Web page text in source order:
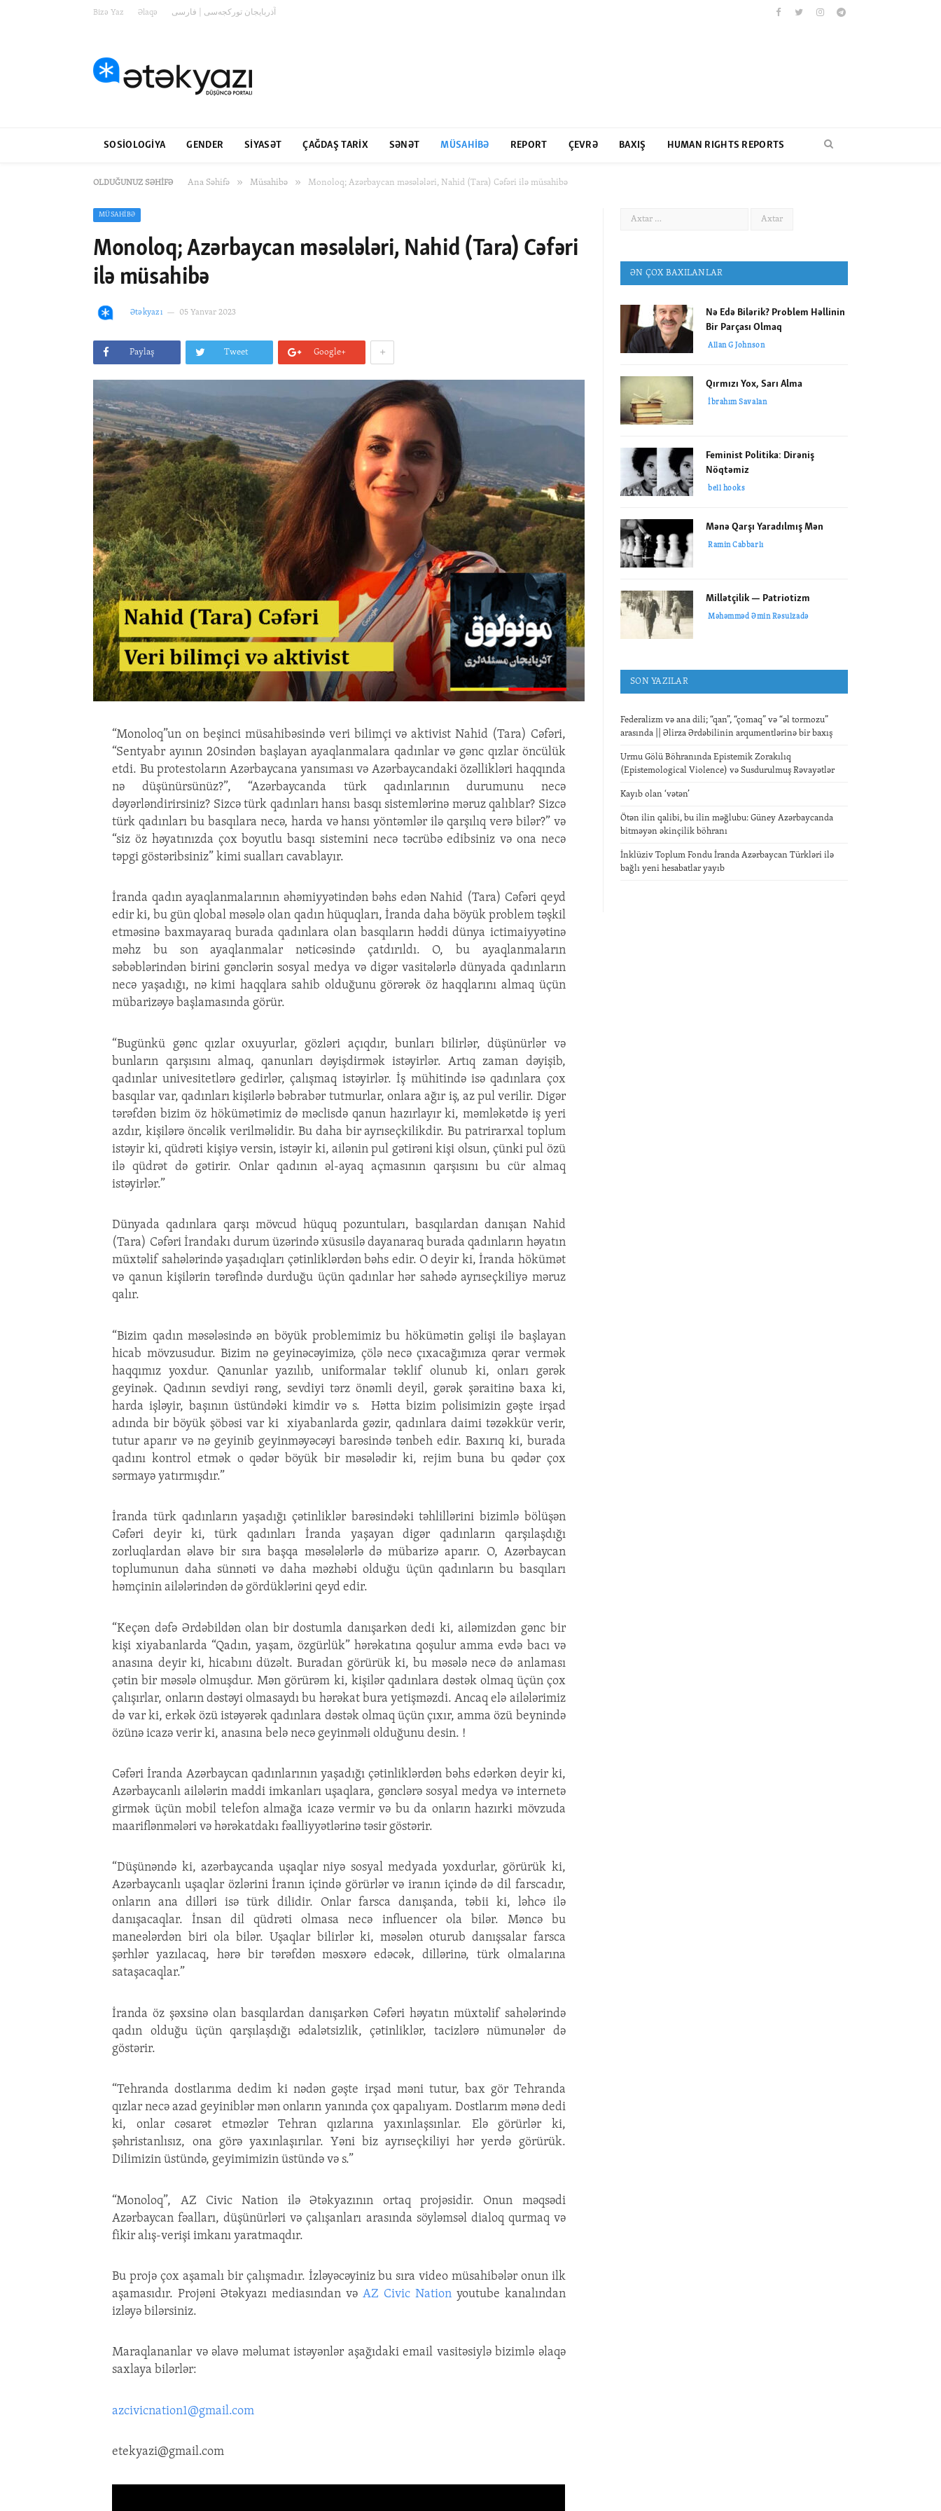
Bizə Yaz Əlaqə آذربایجان تورکجه‌سی | فارسی FacebookTwitterInstagramTelegram
SOSIOLOGIYA GENDER SIYASƏT ÇAĞDAŞ TARIX SƏNƏT MÜSAHIBƏ REPORT ÇEVRƏ BAXIŞ HUMAN RIGHTS REPORTS
OLDUĞUNUZ SƏHIFƏ Ana Səhifə » Müsahibə » Monoloq; Azərbaycan məsələləri, Nahid (Tara) Cəfəri ilə müsahibə
MÜSAHIBƏ
Monoloq; Azərbaycan məsələləri, Nahid (Tara) Cəfəri
ilə müsahibə
Ətəkyazı 05 Yanvar 2023
Paylaş Tweet Google+ +
“Monoloq”un on beşinci müsahibəsində veri bilimçi və aktivist Nahid (Tara) Cəfəri,
“Sentyabr ayının 20sindən başlayan ayaqlanmalara qadınlar və gənc qızlar öncülük
etdi. Bu protestoların Azərbaycana yansıması və Azərbaycandaki özəllikləri haqqında
nə düşünürsünüz?”, “Azərbaycanda türk qadınlarının durumunu necə
dəyərləndirirsiniz? Sizcə türk qadınları hansı basqı sistemlərinə məruz qalıblar? Sizcə
türk qadınları bu basqılara necə, harda və hansı yöntəmlər ilə qarşılıq verə bilər?” və
“siz öz həyatınızda çox boyutlu basqı sistemini necə təcrübə edibsiniz və ona necə
təpgi göstəribsiniz” kimi sualları cavablayır.
İranda qadın ayaqlanmalarının əhəmiyyətindən bəhs edən Nahid (Tara) Cəfəri qeyd
edir ki, bu gün qlobal məsələ olan qadın hüquqları, İranda daha böyük problem təşkil
etməsinə baxmayaraq burada qadınlara olan basqıların həddi dünya ictimaiyyətinə
məhz bu son ayaqlanmalar nəticəsində çatdırıldı. O, bu ayaqlanmaların
səbəblərindən birini gənclərin sosyal medya və digər vasitələrlə dünyada qadınların
necə yaşadığı, nə kimi haqqlara sahib olduğunu görərək öz haqqlarını almaq üçün
mübarizəyə başlamasında görür.
“Bugünkü gənc qızlar oxuyurlar, gözləri açıqdır, bunları bilirlər, düşünürlər və
bunların qarşısını almaq, qanunları dəyişdirmək istəyirlər. Artıq zaman dəyişib,
qadınlar univesitetlərə gedirlər, çalışmaq istəyirlər. İş mühitində isə qadınlara çox
basqılar var, qadınları kişilərlə bəbrabər tutmurlar, onlara ağır iş, az pul verilir. Digər
tərəfdən bizim öz hökümətimiz də məclisdə qanun hazırlayır ki, məmləkətdə iş yeri
azdır, kişilərə öncəlik verilməlidir. Bu daha bir ayrıseçkilikdir. Bu patrirarxal toplum
istəyir ki, qüdrəti kişiyə versin, istəyir ki, ailənin pul gətirəni kişi olsun, çünki pul özü
ilə qüdrət də gətirir. Onlar qadının əl-ayaq açmasının qarşısını bu cür almaq
istəyirlər.”
Dünyada qadınlara qarşı mövcud hüquq pozuntuları, basqılardan danışan Nahid
(Tara) Cəfəri İrandakı durum üzərində xüsusilə dayanaraq burada qadınların həyatın
müxtəlif sahələrində yaşadıqları çətinliklərdən bəhs edir. O deyir ki, İranda hökümət
və qanun kişilərin tərəfində durduğu üçün qadınlar hər sahədə ayrıseçkiliyə məruz
qalır.
“Bizim qadın məsələsində ən böyük problemimiz bu hökümətin gəlişi ilə başlayan
hicab mövzusudur. Bizim nə geyinəcəyimizə, çölə necə çıxacağımıza qərar vermək
haqqımız yoxdur. Qanunlar yazılıb, uniformalar təklif olunub ki, onları gərək
geyinək. Qadının sevdiyi rəng, sevdiyi tərz önəmli deyil, gərək şəraitinə baxa ki,
harda işləyir, başının üstündəki kimdir və s. Hətta bizim polisimizin gəşte irşad
adında bir böyük şöbəsi var ki xiyabanlarda gəzir, qadınlara daimi təzəkkür verir,
tutur aparır və nə geyinib geyinməyəcəyi barəsində tənbeh edir. Baxırıq ki, burada
qadını kontrol etmək o qədər böyük bir məsələdir ki, rejim buna bu qədər çox
sərmayə yatırmışdır.”
İranda türk qadınların yaşadığı çətinliklər barəsindəki təhlillərini bizimlə bölüşən
Cəfəri deyir ki, türk qadınları İranda yaşayan digər qadınların qarşılaşdığı
zorluqlardan əlavə bir sıra başqa məsələlərlə də mübarizə aparır. O, Azərbaycan
toplumunun daha sünnəti və daha məzhəbi olduğu üçün qadınların bu basqıları
həmçinin ailələrindən də gördüklərini qeyd edir.
“Keçən dəfə Ərdəbildən olan bir dostumla danışarkən dedi ki, ailəmizdən gənc bir
kişi xiyabanlarda “Qadın, yaşam, özgürlük” hərəkatına qoşulur amma evdə bacı və
anasına deyir ki, hicabını düzəlt. Buradan görürük ki, bu məsələ necə də anlaması
çətin bir məsələ olmuşdur. Mən görürəm ki, kişilər qadınlara dəstək olmaq üçün çox
çalışırlar, onların dəstəyi olmasaydı bu hərəkat bura yetişməzdi. Ancaq elə ailələrimiz
də var ki, erkək özü istəyərək qadınlara dəstək olmaq üçün çıxır, amma özü beynində
özünə icazə verir ki, anasına belə necə geyinməli olduğunu desin. !
Cəfəri İranda Azərbaycan qadınlarının yaşadığı çətinliklərdən bəhs edərkən deyir ki,
Azərbaycanlı ailələrin maddi imkanları uşaqlara, gənclərə sosyal medya və internetə
girmək üçün mobil telefon almağa icazə vermir və bu da onların hazırki mövzuda
maariflənmələri və hərəkatdakı fəalliyyətlərinə təsir göstərir.
“Düşünəndə ki, azərbaycanda uşaqlar niyə sosyal medyada yoxdurlar, görürük ki,
Azərbaycanlı uşaqlar özlərini İranın içində görürlər və iranın içində də dil farscadır,
onların ana dilləri isə türk dilidir. Onlar farsca danışanda, təbii ki, ləhcə ilə
danışacaqlar. İnsan dil qüdrəti olmasa necə influencer ola bilər. Məncə bu
maneələrdən biri ola bilər. Uşaqlar bilirlər ki, məsələn oturub danışsalar farsca
şərhlər yazılacaq, hərə bir tərəfdən məsxərə edəcək, dillərinə, türk olmalarına
sataşacaqlar.”
İranda öz şəxsinə olan basqılardan danışarkən Cəfəri həyatın müxtəlif sahələrində
qadın olduğu üçün qarşılaşdığı ədalətsizlik, çətinliklər, tacizlərə nümunələr də
göstərir.
“Tehranda dostlarıma dedim ki nədən gəşte irşad məni tutur, bax gör Tehranda
qızlar necə azad geyiniblər mən onların yanında çox qapalıyam. Dostlarım mənə dedi
ki, onlar cəsarət etməzlər Tehran qızlarına yaxınlaşsınlar. Elə görürlər ki,
şəhristanlısız, ona görə yaxınlaşırılar. Yəni biz ayrıseçkiliyi hər yerdə görürük.
Dilimizin üstündə, geyimimizin üstündə və s.”
“Monoloq”, AZ Civic Nation ilə Ətəkyazının ortaq projəsidir. Onun məqsədi
Azərbaycan fəalları, düşünürləri və çalışanları arasında söyləmsəl dialoq qurmaq və
fikir alış-verişi imkanı yaratmaqdır.
Bu projə çox aşamalı bir çalışmadır. İzləyəcəyiniz bu sıra video müsahibələr onun ilk
aşamasıdır. Projəni Ətəkyazı mediasından və AZ Civic Nationyoutube kanalından
izləyə bilərsiniz.
Maraqlananlar və əlavə məlumat istəyənlər aşağıdaki email vasitəsiylə bizimlə əlaqə
saxlaya bilərlər:
azcivicnation1@gmail.com
etekyazi@gmail.com
ƏN ÇOX BAXILANLAR
Nə Edə Bilərik? Problem Həllinin
Bir Parçası Olmaq
Allan G Johnson
Qırmızı Yox, Sarı Alma
İbrahım Savalan
Feminist Politika: Dirəniş
Nöqtəmiz
bell hooks
Mənə Qarşı Yaradılmış Mən
Ramin Cabbarlı
Millətçilik — Patriotizm
Məhəmməd Əmin Rəsulzadə
SON YAZILAR
Federalizm və ana dili; “qan”, “çomaq” və “əl tormozu”
arasında || Əlirza Ərdəbilinin arqumentlərinə bir baxış
Urmu Gölü Böhranında Epistemik Zorakılıq
(Epistemological Violence) və Susdurulmuş Rəvayətlər
Kayıb olan ‘vətən’
Ötən ilin qalibi, bu ilin məğlubu: Güney Azərbaycanda
bitməyən əkinçilik böhranı
İnklüziv Toplum Fondu İranda Azərbaycan Türkləri ilə
bağlı yeni hesabatlar yayıb